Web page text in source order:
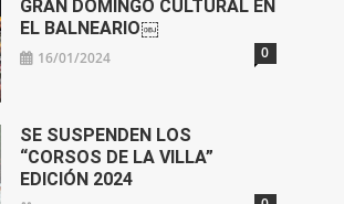
GRAN DOMINGO CULTURAL EN
EL BALNEARIO￼
16/01/2024 0
SE SUSPENDEN LOS
“CORSOS DE LA VILLA”
EDICIÓN 2024